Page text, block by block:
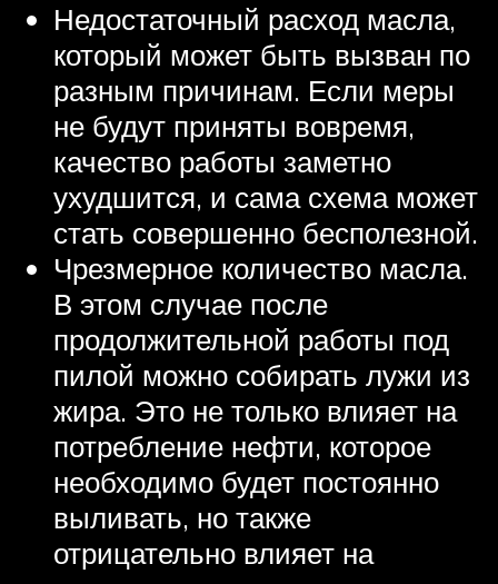
Недостаточный расход масла,
который может быть вызван по
разным причинам. Если меры
не будут приняты вовремя,
качество работы заметно
ухудшится, и сама схема может
стать совершенно бесполезной.
Чрезмерное количество масла.
В этом случае после
продолжительной работы под
пилой можно собирать лужи из
жира. Это не только влияет на
потребление нефти, которое
необходимо будет постоянно
выливать, но также
отрицательно влияет на